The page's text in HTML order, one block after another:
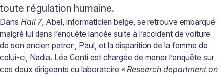
toute régulation humaine.
Dans Hall 7, Abel, informaticien belge, se retrouve embarqué
malgré lui dans l’enquête lancée suite à l’accident de voiture
de son ancien patron, Paul, et la disparition de la femme de
celui-ci, Nadia. Léa Conti est chargée de mener l’enquête sur
ces deux dirigeants du laboratoire «Research department on